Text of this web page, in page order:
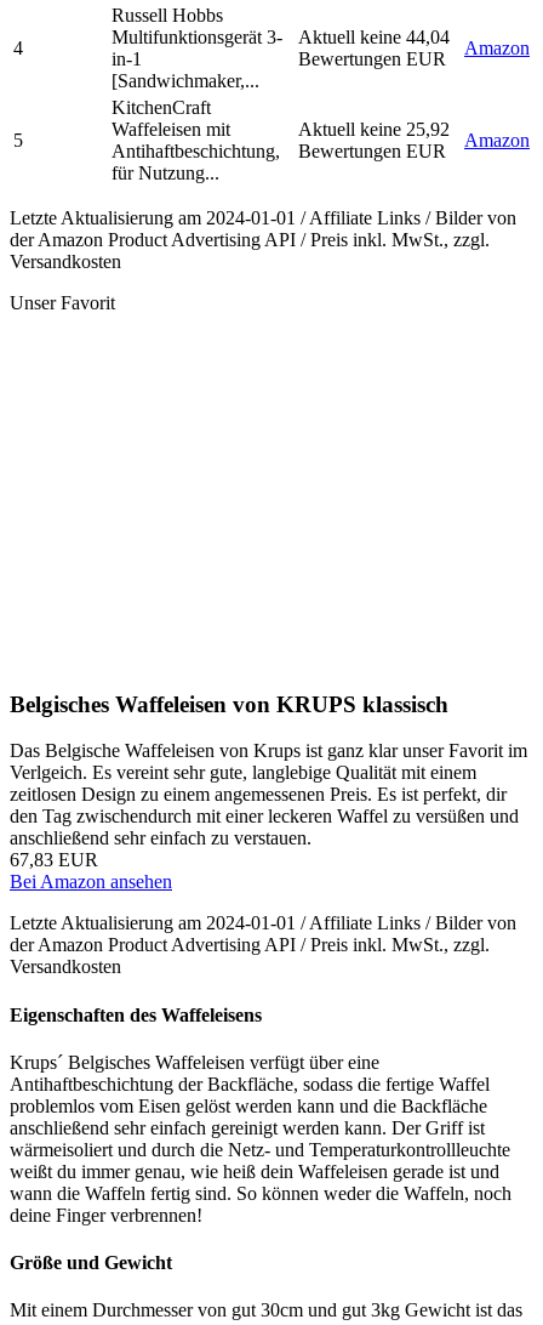
4
Russell Hobbs
Multifunktionsgerät 3-
in-1
[Sandwichmaker,...
Aktuell keine
Bewertungen
44,04
EUR
Amazon
5
KitchenCraft
Waffeleisen mit
Antihaftbeschichtung,
für Nutzung...
Aktuell keine
Bewertungen
25,92
EUR
Amazon
Letzte Aktualisierung am 2024-01-01 / Affiliate Links / Bilder von
der Amazon Product Advertising API / Preis inkl. MwSt., zzgl.
Versandkosten
Unser Favorit
Belgisches Waffeleisen von KRUPS klassisch
Das Belgische Waffeleisen von Krups ist ganz klar unser Favorit im
Verlgeich. Es vereint sehr gute, langlebige Qualität mit einem
zeitlosen Design zu einem angemessenen Preis. Es ist perfekt, dir
den Tag zwischendurch mit einer leckeren Waffel zu versüßen und
anschließend sehr einfach zu verstauen.
67,83 EUR
Bei Amazon ansehen
Letzte Aktualisierung am 2024-01-01 / Affiliate Links / Bilder von
der Amazon Product Advertising API / Preis inkl. MwSt., zzgl.
Versandkosten
Eigenschaften des Waffeleisens
Krups´ Belgisches Waffeleisen verfügt über eine
Antihaftbeschichtung der Backfläche, sodass die fertige Waffel
problemlos vom Eisen gelöst werden kann und die Backfläche
anschließend sehr einfach gereinigt werden kann. Der Griff ist
wärmeisoliert und durch die Netz- und Temperaturkontrollleuchte
weißt du immer genau, wie heiß dein Waffeleisen gerade ist und
wann die Waffeln fertig sind. So können weder die Waffeln, noch
deine Finger verbrennen!
Größe und Gewicht
Mit einem Durchmesser von gut 30cm und gut 3kg Gewicht ist das